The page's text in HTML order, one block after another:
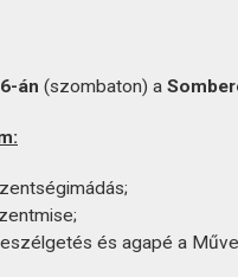
án (szombaton) a
és agapé a